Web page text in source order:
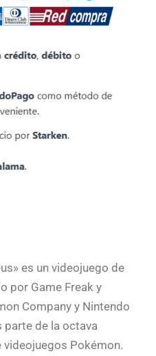
es un videojuego de
por Game Freak y
Company y Nintendo
parte de la octava
videojuegos Pokémon.